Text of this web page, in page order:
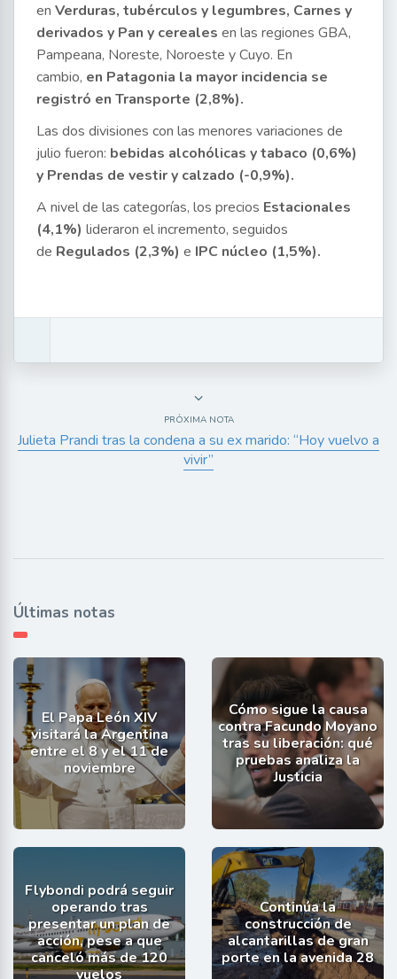
en Verduras, tubérculos y legumbres, Carnes y
derivados y Pan y cereales en las regiones GBA,
Pampeana, Noreste, Noroeste y Cuyo. En
cambio, en Patagonia la mayor incidencia se
registró en Transporte (2,8%).
Las dos divisiones con las menores variaciones de
julio fueron: bebidas alcohólicas y tabaco (0,6%)
y Prendas de vestir y calzado (-0,9%).
A nivel de las categorías, los precios Estacionales
(4,1%) lideraron el incremento, seguidos
de Regulados (2,3%) e IPC núcleo (1,5%).
PRÓXIMA NOTA
Julieta Prandi tras la condena a su ex marido: “Hoy vuelvo a
vivir”
Últimas notas
El Papa León XIV
visitará la Argentina
entre el 8 y el 11 de
noviembre
Cómo sigue la causa
contra Facundo Moyano
tras su liberación: qué
pruebas analiza la
Justicia
Flybondi podrá seguir
operando tras
presentar un plan de
acción, pese a que
canceló más de 120
vuelos
Continúa la
construcción de
alcantarillas de gran
porte en la avenida 28